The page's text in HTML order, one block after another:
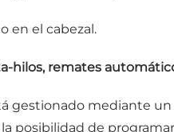
en el cabezal.
hilos, remates
gestionado mediante un
posibilidad de